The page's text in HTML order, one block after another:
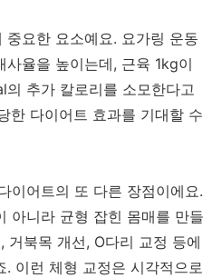
중요한 요소예요. 요가링 운동
율을 높이는데, 근육 1kg이
추가 칼로리를 소모한다고
한 다이어트 효과를 기대할 수
이어트의 또 다른 장점이에요.
아니라 균형 잡힌 몸매를 만들
거북목 개선, O다리 교정 등에
. 이런 체형 교정은 시각적으로